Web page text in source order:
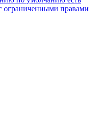
ограниченными правами